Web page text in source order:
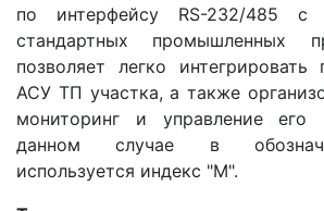
по интерфейсу RS-232/485 с
стандартных промышленных
позволяет легко интегрировать
АСУ ТП участка, а также
мониторинг и управление его
данном случае в
используется индекс "М".